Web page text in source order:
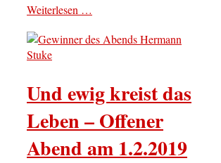
Weiterlesen …
Und ewig kreist das
Leben – Offener
Abend am 1.2.2019